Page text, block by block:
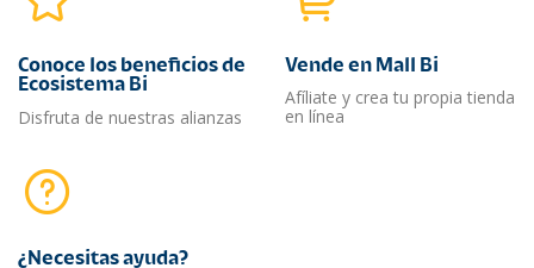
Conoce los beneficios de
Ecosistema Bi
Disfruta de nuestras alianzas
Vende en Mall Bi
Afíliate y crea tu propia tienda
en línea
¿Necesitas ayuda?​